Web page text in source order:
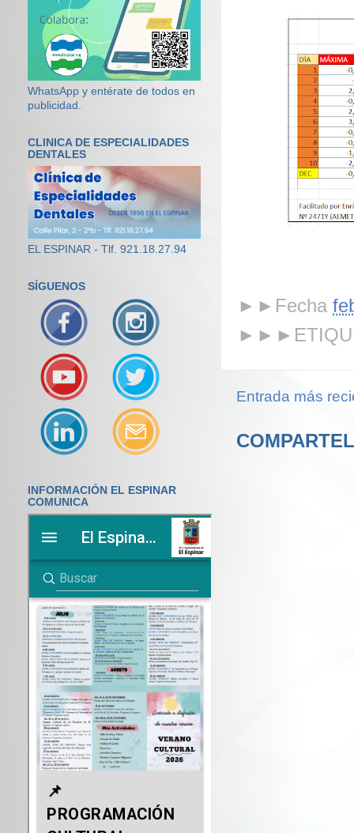
►►Fecha
Entrada más
WhatsApp y entérate de todos en
publicidad.
CLINICA DE ESPECIALIDADES
DENTALES
EL ESPINAR - Tlf. 921.18.27.94
SÍGUENOS
INFORMACIÓN EL ESPINAR
COMUNICA